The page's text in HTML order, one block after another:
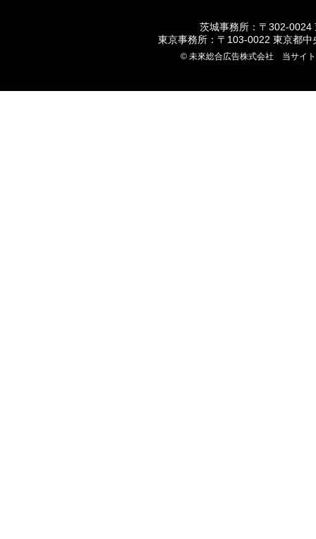
茨城事務所：〒302-0024
東京事務所：〒103-0022 東京都
© 未來総合広告株式会社 当サイ